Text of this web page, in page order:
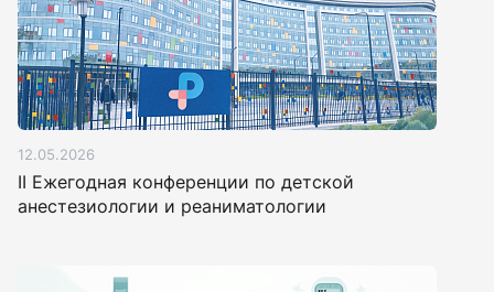
12.05.2026
II Ежегодная конференции по детской
анестезиологии и реаниматологии